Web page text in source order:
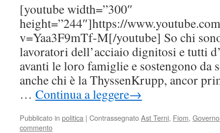
[youtube width=”300″
height=”244″]https://
v=Yaa3F9mTf-M[/youtube] So chi
lavoratori dell’acciaio dignitosi e tutti
avanti le loro famiglie e sostengono da
anche chi è la ThyssenKrupp, ancor
… Continua a leggere→
Pubblicato in politica | ContrassegnatoAst Terni, Fiom,
commento